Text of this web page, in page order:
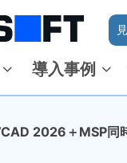
導入事例
2026＋MSP同